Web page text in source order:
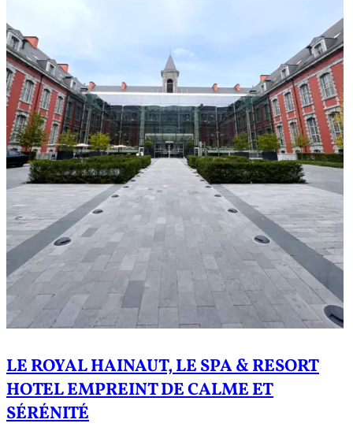
LE ROYAL HAINAUT, LE SPA & RESORT
HOTEL EMPREINT DE CALME ET
SÉRÉNITÉ